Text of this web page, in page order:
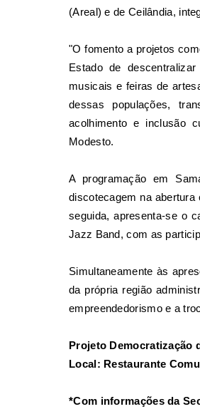
(Areal) e de Ceilândia,
"O fomento a projetos
Estado de
musicais e feiras de
dessas populações,
acolhimento e inclusão
Modesto.
A programação em
discotecagem na
seguida, apresenta-se o
Jazz Band, com as
Simultaneamente às
da própria região
empreendedorismo e a
Projeto Democratização
Local: Restaurante
*Com informações da